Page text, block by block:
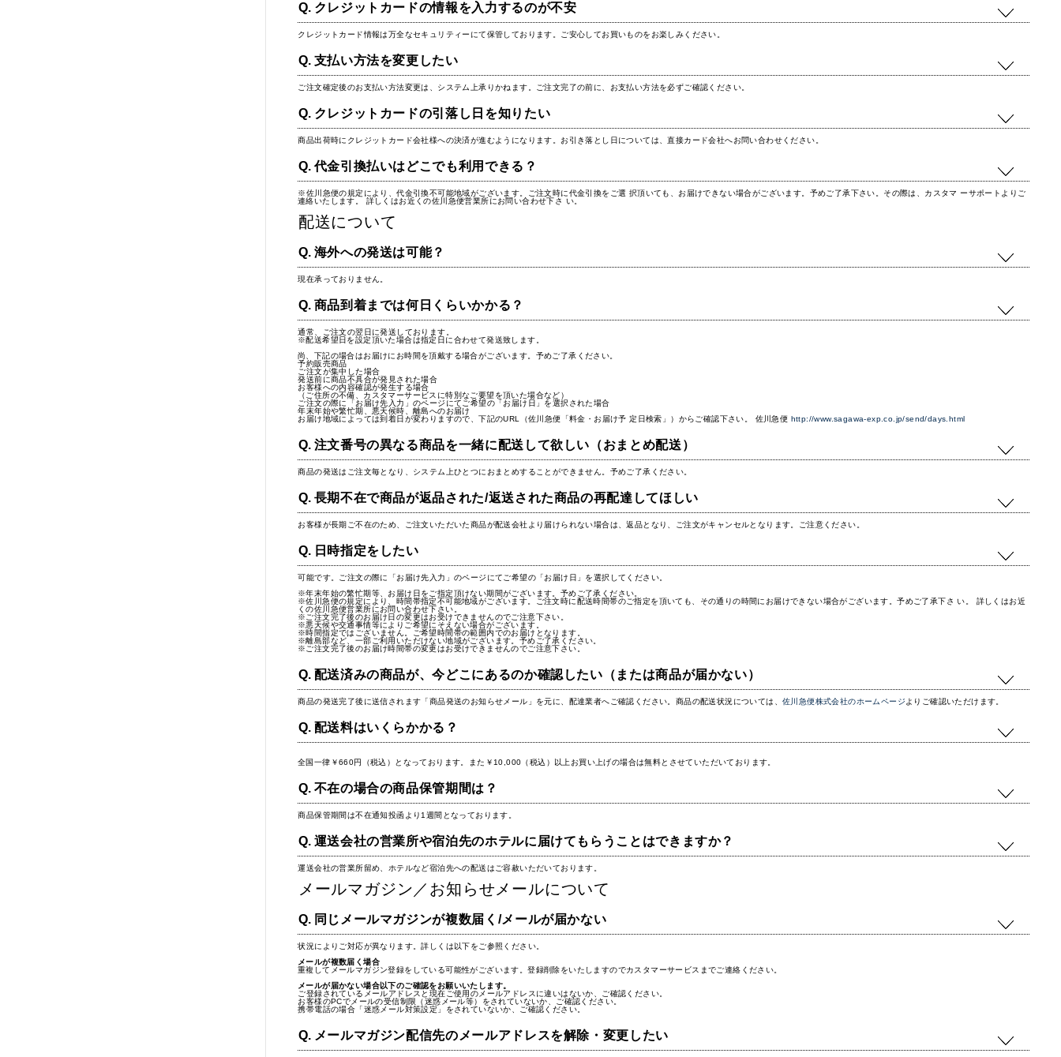
クレジットカードの情報を入力するのが不安
クレジットカード情報は万全なセキュリティーにて保管しております。ご安心してお買いものをお楽しみください。
支払い方法を変更したい
ご注文確定後のお支払い方法変更は、システム上承りかねます。ご注文完了の前に、お支払い方法を必ずご確認ください。
クレジットカードの引落し日を知りたい
商品出荷時にクレジットカード会社様への決済が進むようになります。お引き落とし日については、直接カード会社へお問い合わせください。
代金引換払いはどこでも利用できる？
※佐川急便の規定により、代金引換不可能地域がございます。ご注文時に代金引換をご選 択頂いても、お届けできない場合がございます。予めご了承下さい。その際は、カスタマ ーサポートよりご
連絡いたします。 詳しくはお近くの佐川急便営業所にお問い合わせ下さ い。
配送について
海外への発送は可能？
現在承っておりません。
商品到着までは何日くらいかかる？
通常、ご注文の翌日に発送しております。
※配送希望日を設定頂いた場合は指定日に合わせて発送致します。
尚、下記の場合はお届けにお時間を頂戴する場合がございます。予めご了承ください。
予約販売商品
ご注文が集中した場合
発送前に商品不具合が発見された場合
お客様への内容確認が発生する場合
（ご住所の不備、カスタマーサービスに特別なご要望を頂いた場合など）
ご注文の際に「お届け先入力」のページにてご希望の「お届け日」を選択された場合
年末年始や繁忙期、悪天候時、離島へのお届け
お届け地域によっては到着日が変わりますので、下記のURL（佐川急便「料金・お届け予 定日検索」）からご確認下さい。 佐川急便 http://www.sagawa-exp.co.jp/send/days.html
注文番号の異なる商品を一緒に配送して欲しい（おまとめ配送）
商品の発送はご注文毎となり、システム上ひとつにおまとめすることができません。予めご了承ください。
長期不在で商品が返品された/返送された商品の再配達してほしい
お客様が長期ご不在のため、ご注文いただいた商品が配送会社より届けられない場合は、返品となり、ご注文がキャンセルとなります。ご注意ください。
日時指定をしたい
可能です。ご注文の際に「お届け先入力」のページにてご希望の「お届け日」を選択してください。
※年末年始の繁忙期等、お届け日をご指定頂けない期間がございます。予めご了承ください。
※佐川急便の規定により、時間帯指定不可能地域がございます。ご注文時に配送時間帯のご指定を頂いても、その通りの時間にお届けできない場合がございます。予めご了承下さ い。 詳しくはお近
くの佐川急便営業所にお問い合わせ下さい。
※ご注文完了後のお届け日の変更はお受けできませんのでご注意下さい。
※悪天候や交通事情等によりご希望にそえない場合がございます。
※時間指定ではございません。ご希望時間帯の範囲内でのお届けとなります。
※離島部など、一部ご利用いただけない地域がございます。予めご了承ください。
※ご注文完了後のお届け時間帯の変更はお受けできませんのでご注意下さい。
配送済みの商品が、今どこにあるのか確認したい（または商品が届かない）
商品の発送完了後に送信されます「商品発送のお知らせメール」を元に、配達業者へご確認ください。商品の配送状況については、 佐川急便株式会社のホームページ よりご確認いただけます。
配送料はいくらかかる？
全国一律￥660円（税込）となっております。また￥10,000（税込）以上お買い上げの場合は無料とさせていただいております。
不在の場合の商品保管期間は？
商品保管期間は不在通知投函より1週間となっております。
運送会社の営業所や宿泊先のホテルに届けてもらうことはできますか？
運送会社の営業所留め、ホテルなど宿泊先への配送はご容赦いただいております。
メールマガジン／お知らせメールについて
同じメールマガジンが複数届く/メールが届かない
状況によりご対応が異なります。詳しくは以下をご参照ください。
メールが複数届く場合
重複してメールマガジン登録をしている可能性がございます。登録削除をいたしますのでカスタマーサービスまでご連絡ください。
メールが届かない場合以下のご確認をお願いいたします。
ご登録されているメールアドレスと現在ご使用のメールアドレスに違いはないか、ご確認ください。
お客様のPCでメールの受信制限（迷惑メール等）をされていないか、ご確認ください。
携帯電話の場合「迷惑メール対策設定」をされていないか、ご確認ください。
メールマガジン配信先のメールアドレスを解除・変更したい